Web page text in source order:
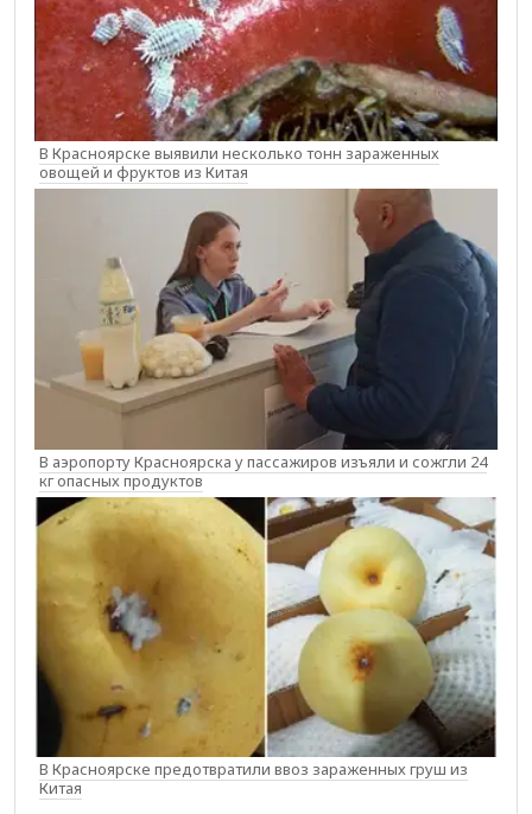
В Красноярске выявили несколько тонн зараженных
овощей и фруктов из Китая
В аэропорту Красноярска у пассажиров изъяли и сожгли 24
кг опасных продуктов
В Красноярске предотвратили ввоз зараженных груш из
Китая